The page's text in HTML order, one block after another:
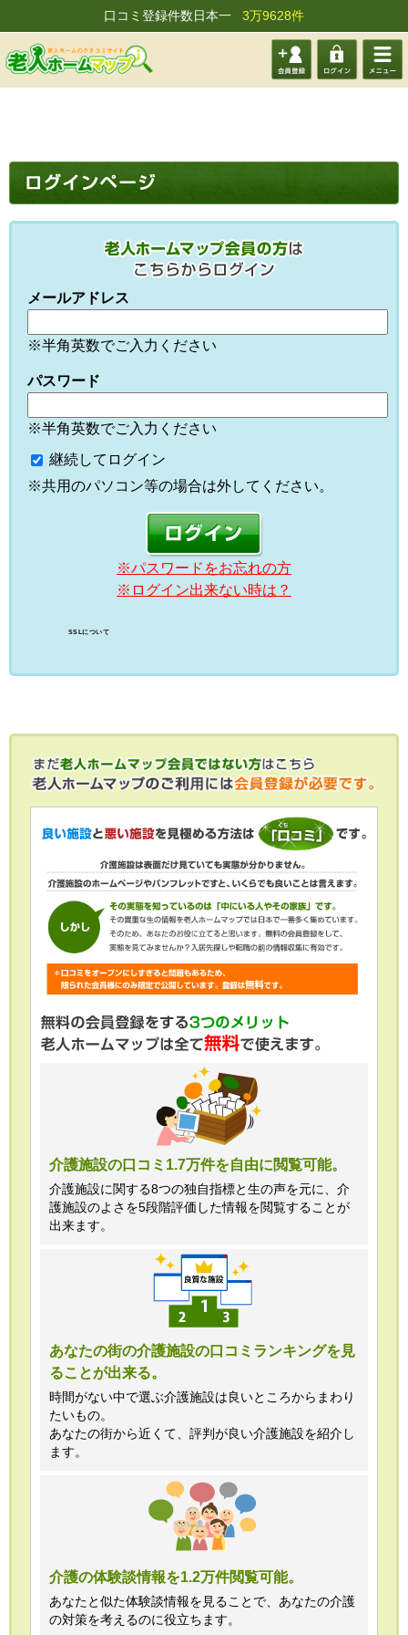
口コミ登録件数日本一 3万9628件
会員登 ログイ メニュ
介護施設の口コミ1.7万件を自由に閲覧可能。
介護施設に関する8つの独自指標と生の声を元に、介
護施設のよさを5段階評価した情報を閲覧することが
出来ます。
あなたの街の介護施設の口コミランキングを見
ることが出来る。
時間がない中で選ぶ介護施設は良いところからまわり
たいもの。
あなたの街から近くて、評判が良い介護施設を紹介し
ます。
介護の体験談情報を1.2万件閲覧可能。
あなたと似た体験談情報を見ることで、あなたの介護
の対策を考えるのに役立ちます。
メールアドレス
※半角英数でご入力ください
パスワード
※半角英数でご入力ください
継続してログイン
※共用のパソコン等の場合は外してください。
※パスワードをお忘れの方
※ログイン出来ない時は？
SSLについて